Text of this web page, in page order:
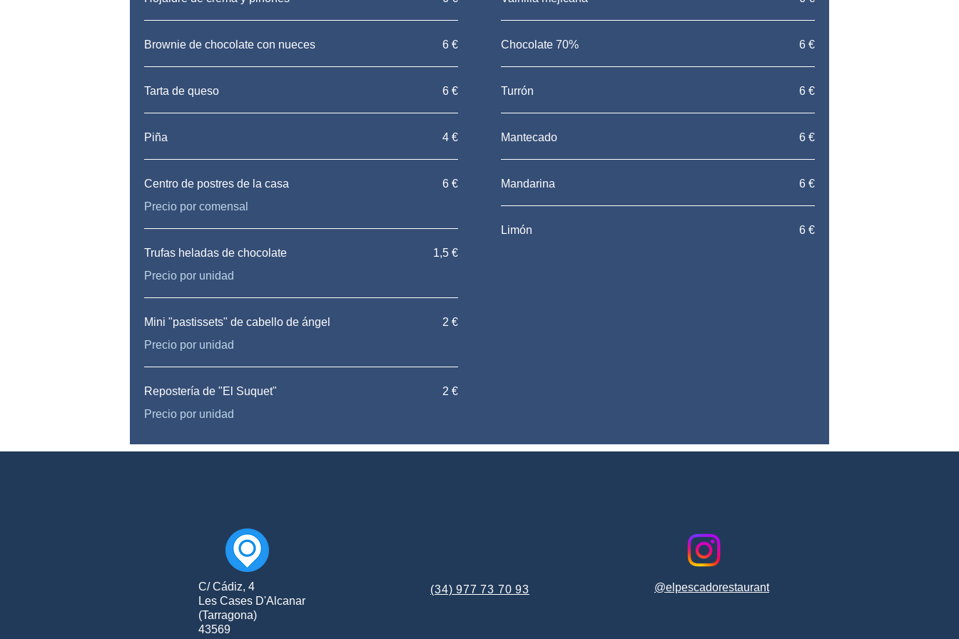
Brownie de chocolate con nueces 6 €
Tarta de queso 6 €
Piña 4 €
Centro de postres de la casa
Precio por comensal
6 €
Trufas heladas de chocolate
Precio por unidad
1,5 €
Mini "pastissets" de cabello de ángel
Precio por unidad
2 €
Repostería de "El Suquet"
Precio por unidad
2 €
Chocolate 70% 6 €
Turrón 6 €
Mantecado 6 €
Mandarina 6 €
Limón 6 €
C/ Cádiz, 4
Les Cases D'Alcanar
(Tarragona)
43569
(34) 977 73 70 93 @elpescadorestaurant